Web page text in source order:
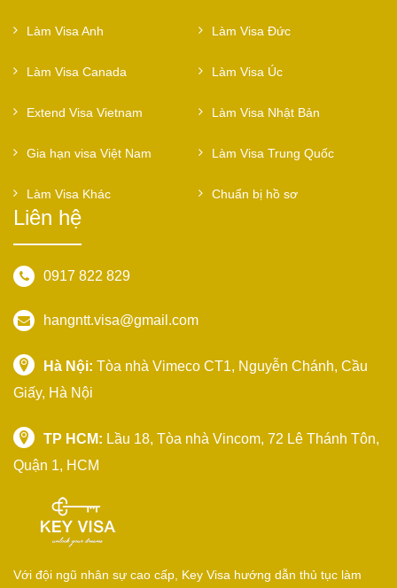
Làm Visa Anh Làm Visa Đức
Làm Visa Canada Làm Visa Úc
Extend Visa Vietnam Làm Visa Nhật Bản
Gia hạn visa Việt Nam Làm Visa Trung Quốc
Làm Visa Khác Chuẩn bị hồ sơ
Liên hệ
0917 822 829
hangntt.visa@gmail.com
Hà Nội: Tòa nhà Vimeco CT1, Nguyễn Chánh, Cầu
Giấy, Hà Nội
TP HCM: Lầu 18, Tòa nhà Vincom, 72 Lê Thánh Tôn,
Quận 1, HCM
Với đội ngũ nhân sự cao cấp, Key Visa hướng dẫn thủ tục làm